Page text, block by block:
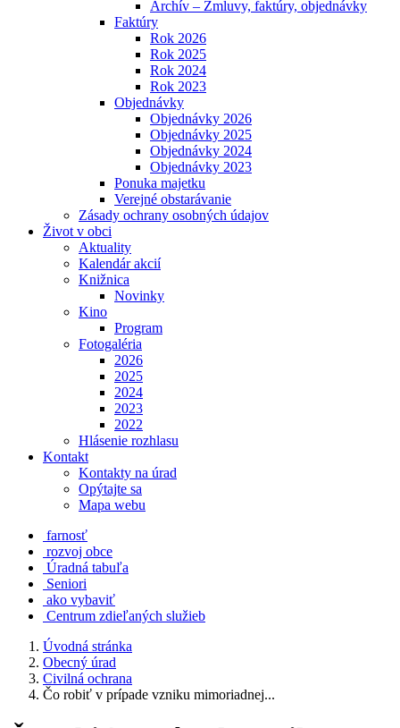
Archív – Zmluvy, faktúry, objednávky
Faktúry
Rok 2026
Rok 2025
Rok 2024
Rok 2023
Objednávky
Objednávky 2026
Objednávky 2025
Objednávky 2024
Objednávky 2023
Ponuka majetku
Verejné obstarávanie
Zásady ochrany osobných údajov
Život v obci
Aktuality
Kalendár akcií
Knižnica
Novinky
Kino
Program
Fotogaléria
2026
2025
2024
2023
2022
Hlásenie rozhlasu
Kontakt
Kontakty na úrad
Opýtajte sa
Mapa webu
farnosť
rozvoj obce
Úradná tabuľa
Seniori
ako vybaviť
Centrum zdieľaných služieb
Úvodná stránka
Obecný úrad
Civilná ochrana
Čo robiť v prípade vzniku mimoriadnej...